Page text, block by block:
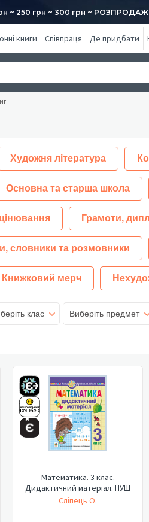
~ 250 грн ~ 300 грн ~ РОЗПРОДАЖ
книги Співпраця Де придбати
Художня література
Основна та старша школа
Грамоти,
словники та розмовники
Книжковий мерч
клас Виберіть предмет
Математика. 3 клас.
Дидактичний матеріал. НУШ
Сліпець О.